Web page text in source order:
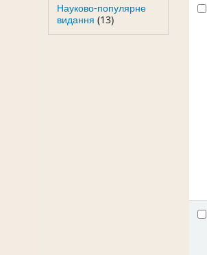
Науково-популярне
видання (13)